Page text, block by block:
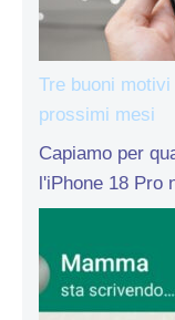
Tre buoni motivi
prossimi mesi
Capiamo per
l'iPhone 18 Pro